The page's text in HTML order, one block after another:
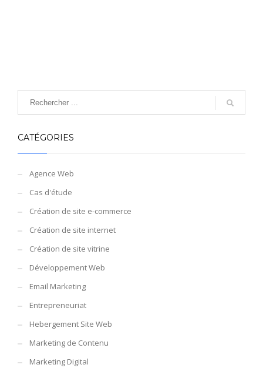
CATÉGORIES
Agence Web
Cas d'étude
Création de site e-commerce
Création de site internet
Création de site vitrine
Développement Web
Email Marketing
Entrepreneuriat
Hebergement Site Web
Marketing de Contenu
Marketing Digital